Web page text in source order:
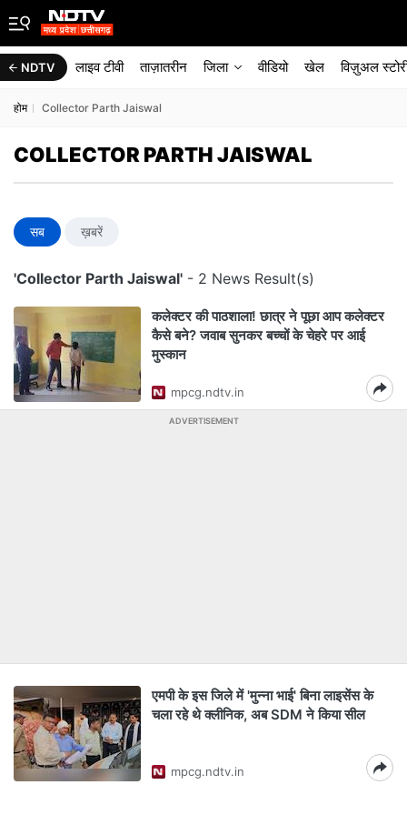
NDTV लाइव टीवी ताज़ातरीन जिला वीडियो खेल विज़ुअल
होम Collector Parth Jaiswal
COLLECTOR PARTH JAISWAL
सब ख़बरें
'Collector Parth Jaiswal' - 2 News Result(s)
कलेक्टर की पाठशाला! छात्र ने पूछा आप कलेक्टर
कैसे बने? जवाब सुनकर बच्चों के चेहरे पर आई
मुस्कान
mpcg.ndtv.in
ADVERTISEMENT
एमपी के इस जिले में 'मुन्ना भाई' बिना लाइसेंस के
चला रहे थे क्लीनिक, अब SDM ने किया सील
mpcg.ndtv.in